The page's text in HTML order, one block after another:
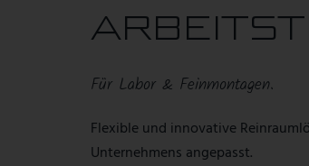
Für Labor & Feinmontagen.
Flexible und innovative
Unternehmens angepasst.